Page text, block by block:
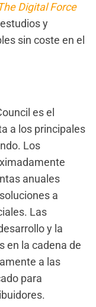
Digital Force
y
sin coste en el
es el
a los principales
Los
anuales
a
Las
y la
en la cadena de
a las
para